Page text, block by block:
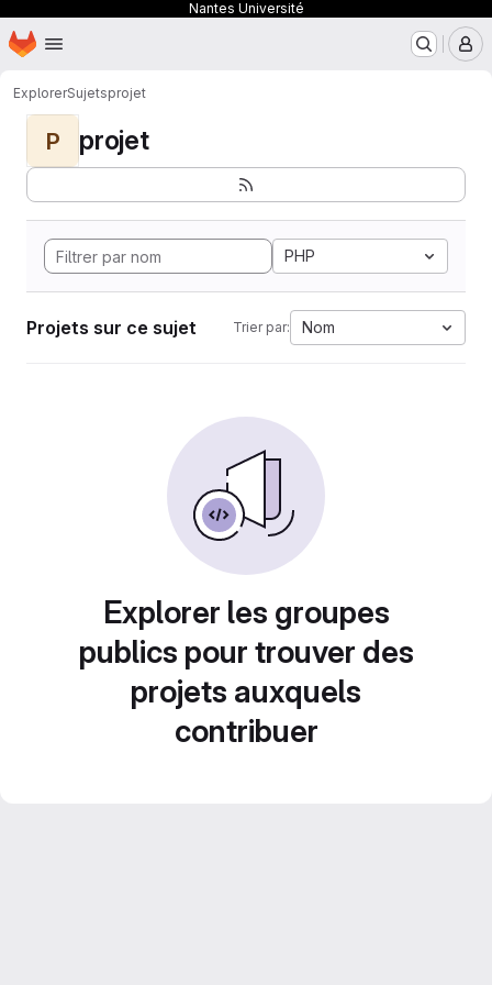
Nantes Université
Passer au contenu principal
Page d'accueil
ExplorerSujetsprojet
P projet
PHP
Projets sur ce sujet Trier par: Nom
Explorer les groupes
publics pour trouver des
projets auxquels
contribuer